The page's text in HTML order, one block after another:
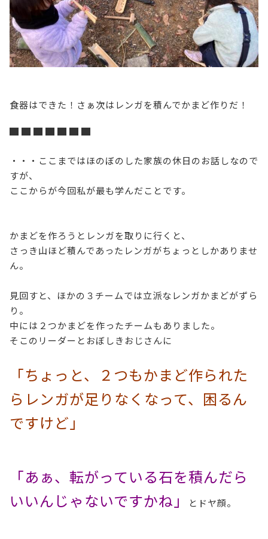
食器はできた！さぁ次はレンガを積んでかまど作りだ！
▇ ▇ ▇ ▇ ▇ ▇ ▇
・・・ここまではほのぼのした家族の休日のお話しなので
すが、
ここからが今回私が最も学んだことです。
かまどを作ろうとレンガを取りに行くと、
さっき山ほど積んであったレンガがちょっとしかありませ
ん。
見回すと、ほかの３チームでは立派なレンガかまどがずら
り。
中には２つかまどを作ったチームもありました。
そこのリーダーとおぼしきおじさんに
「ちょっと、２つもかまど作られた
らレンガが足りなくなって、困るん
ですけど」
「あぁ、転がっている石を積んだら
いいんじゃないですかね」
とドヤ顔。